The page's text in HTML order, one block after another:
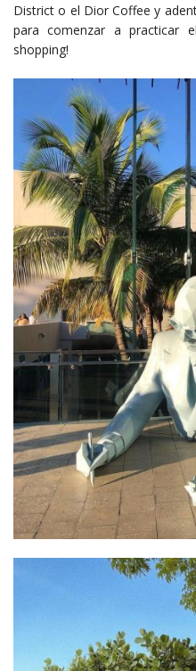
District o el Dior Coffee y
para comenzar a practicar
shopping!